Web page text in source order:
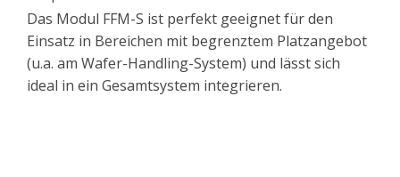
Das Modul FFM-S ist perfekt geeignet für den
Einsatz in Bereichen mit begrenztem Platzangebot
(u.a. am Wafer-Handling-System) und lässt sich
ideal in ein Gesamtsystem integrieren.